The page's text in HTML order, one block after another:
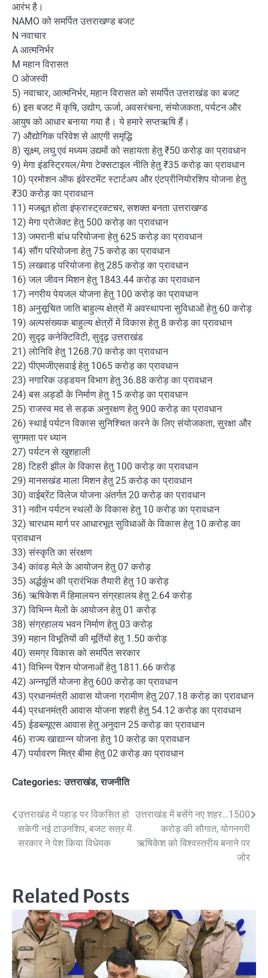
आरंभ है।
NAMO को समर्पित उत्तराखण्ड बजट
N नवाचार
A आत्मनिर्भर
M महान विरासत
O ओजस्वी
5) नवाचार, आत्मनिर्भर, महान विरासत को समर्पित उत्तराखंड का बजट
6) इस बजट में कृषि, उद्योग, ऊर्जा, अवसरंचना, संयोजकता, पर्यटन और
आयुष को आधार बनाया गया है। ये हमारे सप्तऋषि हैं।
7) औद्योगिक परिवेश से आएगी समृद्धि
8) सूक्ष्म, लघु एवं मध्यम उद्यमों को सहायता हेतु ₹50 करोड़ का प्रावधान
9) मेगा इंडस्ट्रियल/मेगा टेक्सटाइल नीति हेतु ₹35 करोड़ का प्रावधान
10) प्रमोशन ऑफ इंवेस्टमेंट स्टार्टअप और एंटप्रीनियोरशिप योजना हेतु
₹30 करोड़ का प्रावधान
11) मजबूत होता इंफ्रास्ट्रक्टचर, सशक्त बनता उत्तराखण्ड
12) मेगा प्रोजेक्ट हेतु 500 करोड़ का प्रावधान
13) जमरानी बांध परियोजना हेतु 625 करोड़ का प्रावधान
14) सौंग परियोजना हेतु 75 करोड़ का प्रावधान
15) लखवाड़ परियोजना हेतु 285 करोड़ का प्रावधान
16) जल जीवन मिशन हेतु 1843.44 करोड़ का प्रावधान
17) नगरीय पेयजल योजना हेतु 100 करोड़ का प्रावधान
18) अनुसूचित जाति बाहुल्य क्षेत्रों में अवस्थापना सुविधाओं हेतु 60 करोड़
19) अल्पसंख्यक बाहुल्य क्षेत्रों में विकास हेतु 8 करोड़ का प्रावधान
20) सुदृढ़ कनेक्टिविटी, सुदृढ़ उत्तराखंड
21) लोनिवि हेतु 1268.70 करोड़ का प्रावधान
22) पीएमजीएसवाई हेतु 1065 करोड़ का प्रावधान
23) नगारिक उड्डयन विभाग हेतु 36.88 करोड़ का प्रावधान
24) बस अड्डों के निर्माण हेतु 15 करोड़ का प्रावधान
25) राजस्व मद से सड़क अनुरक्षण हेतु 900 करोड़ का प्रावधान
26) स्थाई पर्यटन विकास सुनिश्चित करने के लिए संयोजकता, सुरक्षा और
सुगमता पर ध्यान
27) पर्यटन से खुशहाली
28) टिहरी झील के विकास हेतु 100 करोड़ का प्रावधान
29) मानसखंड माला मिशन हेतु 25 करोड़ का प्रावधान
30) वाईब्रेंट विलेज योजना अंतर्गत 20 करोड़ का प्रावधान
31) नवीन पर्यटन स्थलों के विकास हेतु 10 करोड़ का प्रावधान
32) चारधाम मार्ग पर आधारभूत सुविधाओं के विकास हेतु 10 करोड़ का
प्रावधान
33) संस्कृति का संरक्षण
34) कांवड़ मेले के आयोजन हेतु 07 करोड़
35) अर्द्धकुंभ की प्रारंभिक तैयारी हेतु 10 करोड़
36) ऋषिकेश में हिमालयन संग्रहालय हेतु 2.64 करोड़
37) विभिन्न मेलों के आयोजन हेतु 01 करोड़
38) संग्रहालय भवन निर्माण हेतु 03 करोड़
39) महान विभूतियों की मूर्तियों हेतु 1.50 करोड़
40) समग्र विकास को समर्पित सरकार
41) विभिन्न पेंशन योजनाओं हेतु 1811.66 करोड़
42) अन्नपूर्ति योजना हेतु 600 करोड़ का प्रावधान
43) प्रधानमंत्री आवास योजना ग्रामीण हेतु 207.18 करोड़ का प्रावधान
44) प्रधानमंत्री आवास योजना शहरी हेतु 54.12 करोड़ का प्रावधान
45) ईडब्ल्यूएस आवास हेतु अनुदान 25 करोड़ का प्रावधान
46) राज्य खाद्यान्न योजना हेतु 10 करोड़ का प्रावधान
47) पर्यावरण मित्र बीमा हेतु 02 करोड़ का प्रावधान
Categories:उत्तराखंड,राजनीति
Post
navigation
उत्तराखंड में पहाड़ पर विकसित हो
सकेगी नई टाउनशिप, बजट सत्र में
सरकार ने पेश किया विधेयक
उत्तराखंड में बसेंगे नए शहर…1500
करोड़ की सौगात, योगनगरी
ऋषिकेश को विश्वस्तरीय बनाने पर
जोर
Related Posts